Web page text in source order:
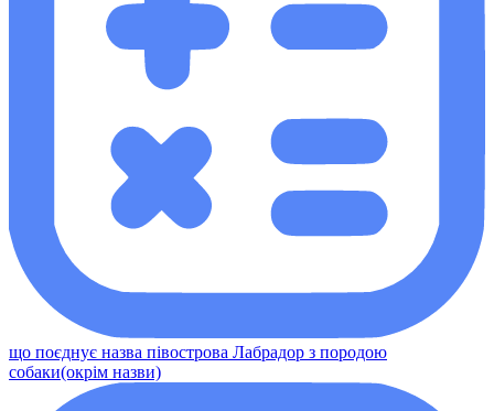
що поєднує назва півострова Лабрадор з породою
собаки(окрім назви)